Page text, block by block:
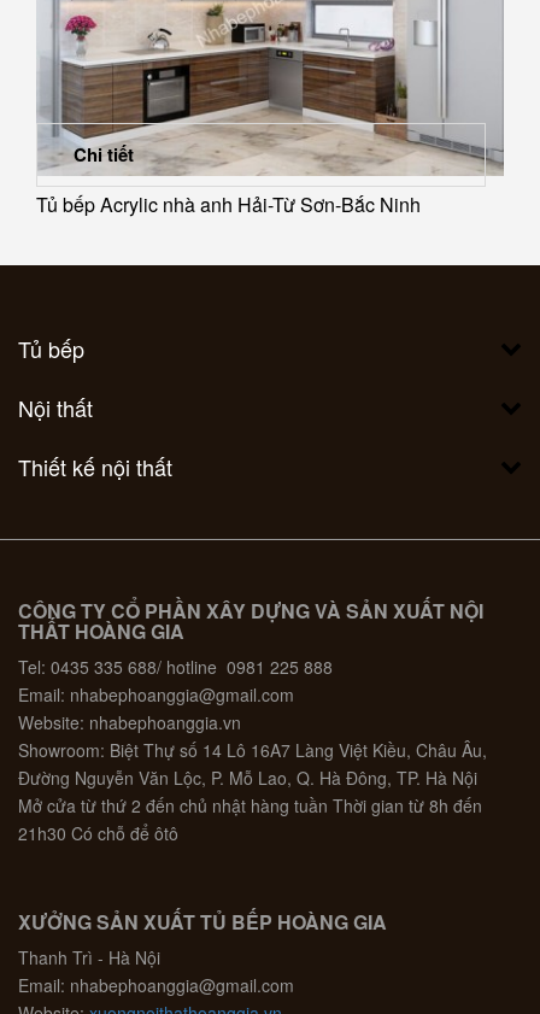
Tủ bếp Acrylic nhà anh Hải-Từ Sơn-Bắc Ninh
Chi tiết
Tủ bếp
Nội thất
Thiết kế nội thất
CÔNG TY CỔ PHẦN XÂY DỰNG VÀ SẢN XUẤT NỘI
THẤT HOÀNG GIA
Tel: 0435 335 688/ hotline 0981 225 888
Email: nhabephoanggia@gmail.com
Website: nhabephoanggia.vn
Showroom: Biệt Thự số 14 Lô 16A7 Làng Việt Kiều, Châu Âu,
Đường Nguyễn Văn Lộc, P. Mỗ Lao, Q. Hà Đông, TP. Hà Nội
Mở cửa từ thứ 2 đến chủ nhật hàng tuần Thời gian từ 8h đến
21h30 Có chỗ để ôtô
XƯỞNG SẢN XUẤT TỦ BẾP HOÀNG GIA
Thanh Trì - Hà Nội
Email: nhabephoanggia@gmail.com